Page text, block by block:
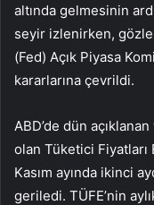
altında gelmesinin
seyir izlenirken,
(Fed) Açık Piyasa
kararlarına çevrildi.
ABD’de dün
olan Tüketici Fiyatları
Kasım ayında ikinci
geriledi. TÜFE’nin